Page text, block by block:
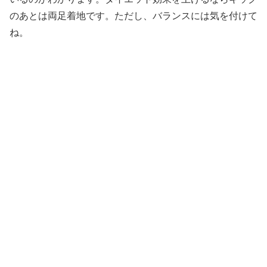
のあとは両足着地です。ただし、バランスには気を付けて
ね。